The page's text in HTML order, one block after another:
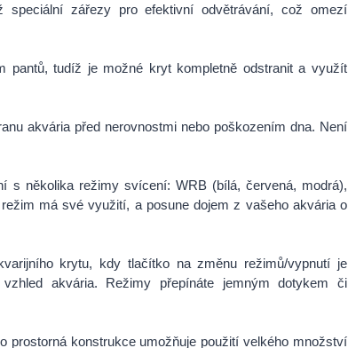
zářezy pro efektivní odvětrávání, což omezí
pantů, tudíž je možné kryt kompletně odstranit a využít
akvária před nerovnostmi nebo poškozením dna. Není
s několika režimy svícení: WRB (bílá, červená, modrá),
má své využití, a posune dojem z vašeho akvária o
krytu, kdy tlačítko na změnu režimů/vypnutí je
akvária. Režimy přepínáte jemným dotykem či
prostorná konstrukce umožňuje použití velkého množství